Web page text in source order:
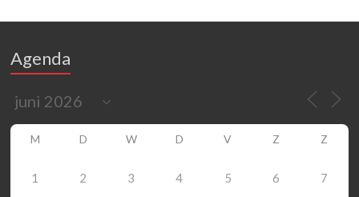
Agenda
M D W D V Z Z
1 2 3 4 5 6 7